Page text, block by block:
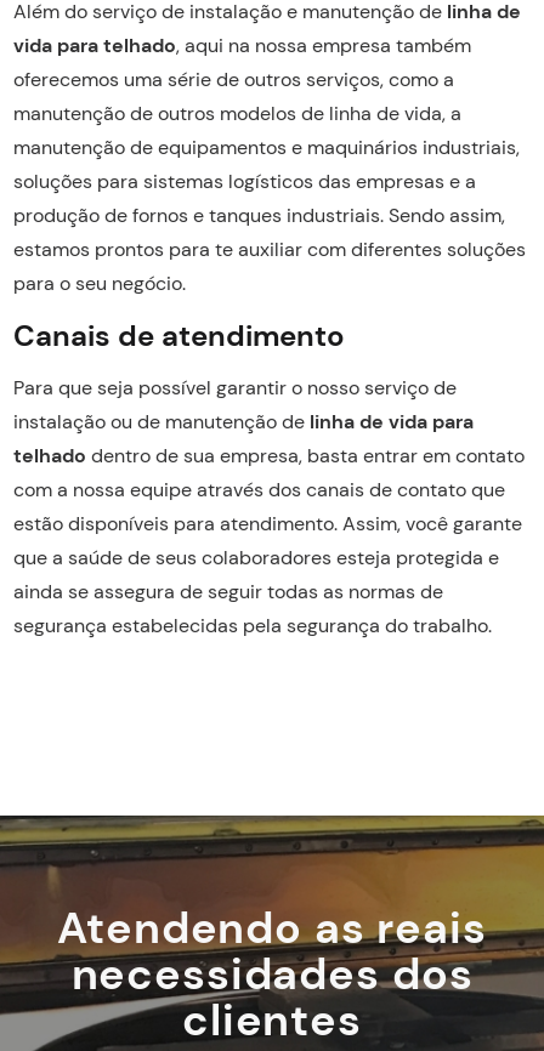
Além do serviço de instalação e manutenção delinha de
vida para telhado, aqui na nossa empresa também
oferecemos uma série de outros serviços, como a
manutenção de outros modelos de linha de vida, a
manutenção de equipamentos e maquinários industriais,
soluções para sistemas logísticos das empresas e a
produção de fornos e tanques industriais. Sendo assim,
estamos prontos para te auxiliar com diferentes soluções
para o seu negócio.
Canais de atendimento
Para que seja possível garantir o nosso serviço de
instalação ou de manutenção delinha de vida para
telhado dentro de sua empresa, basta entrar em contato
com a nossa equipe através dos canais de contato que
estão disponíveis para atendimento. Assim, você garante
que a saúde de seus colaboradores esteja protegida e
ainda se assegura de seguir todas as normas de
segurança estabelecidas pela segurança do trabalho.
Atendendo as reais
necessidades dos
clientes